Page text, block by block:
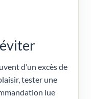
d’un excès de
tester une
lue